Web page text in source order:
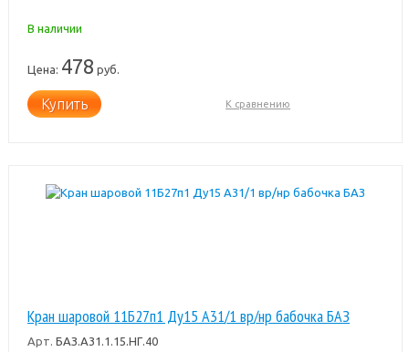
В наличии
Цена: 478 руб.
Купить К сравнению
Кран шаровой 11Б27п1 Ду15 А31/1 вр/нр бабочка БАЗ
Арт. БАЗ.А31.1.15.НГ.40